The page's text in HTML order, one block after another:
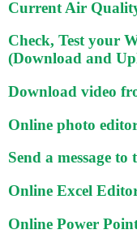
Current Air
Check, Test your
(Download and
Download video
Online photo
Send a message
Online Excel
Online Power